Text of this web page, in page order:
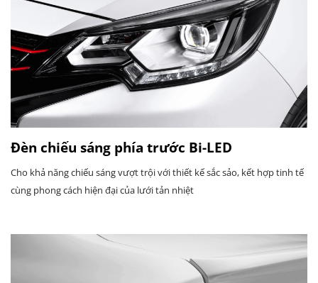
Đèn chiếu sáng phía trước Bi-LED
Cho khả năng chiếu sáng vượt trội với thiết kế sắc sảo, kết hợp tinh tế
cùng phong cách hiện đại của lưới tản nhiệt